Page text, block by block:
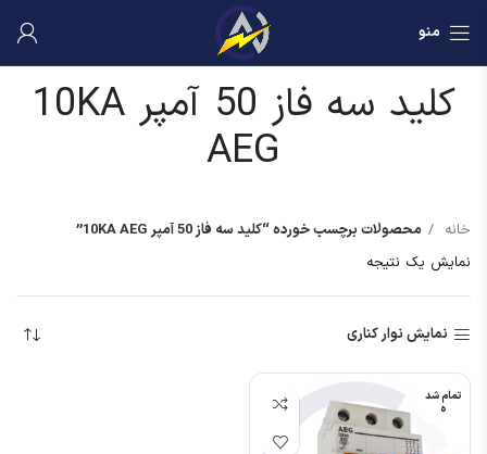
منو
کلید سه فاز 50 آمپر 10KA
AEG
خانه
محصولات برچسب خورده “کلید سه فاز 50 آمپر 10KA AEG”
نمایش یک نتیجه
نمایش نوار کناری
تمام شد
ه